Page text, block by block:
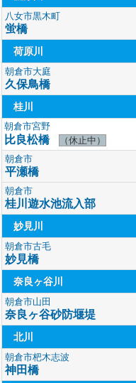
八女市黒木町
蛍橋
荷原川
朝倉市大庭
久保鳥橋
桂川
朝倉市宮野
比良松橋
（休止中）
朝倉市
平瀬橋
朝倉市
桂川遊水池流入部
妙見川
朝倉市古毛
妙見橋
奈良ヶ谷川
朝倉市山田
奈良ヶ谷砂防堰堤
北川
朝倉市杷木志波
神田橋